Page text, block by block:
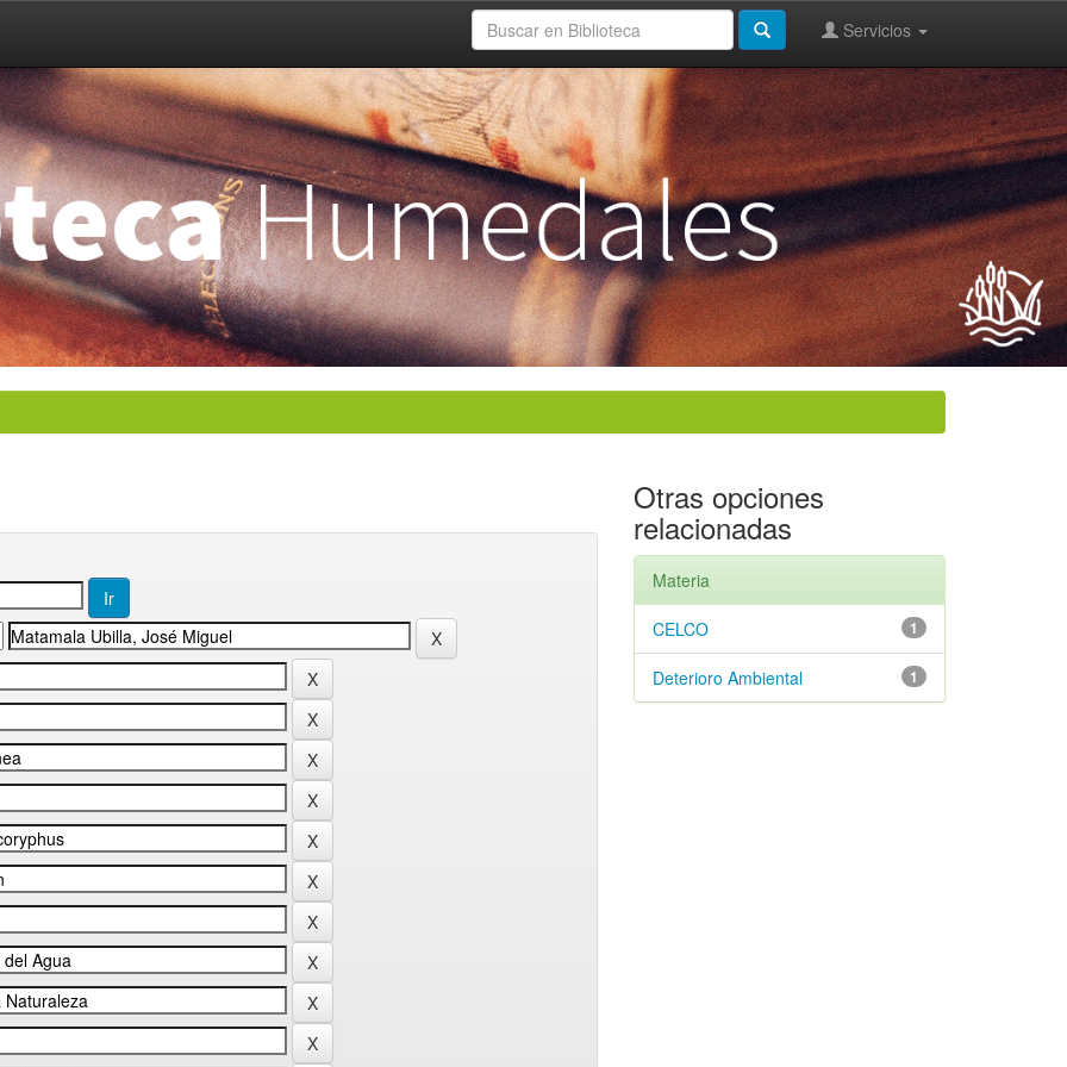
Servicios
Otras opciones
relacionadas
Materia
1
CELCO
1
Deterioro Ambiental